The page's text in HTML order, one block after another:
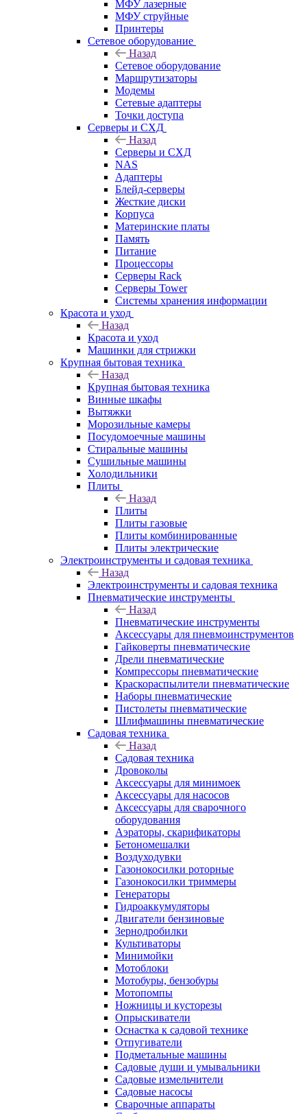
МФУ лазерные
МФУ струйные
Принтеры
Сетевое оборудование
Назад
Сетевое оборудование
Маршрутизаторы
Модемы
Сетевые адаптеры
Точки доступа
Серверы и СХД
Назад
Серверы и СХД
NAS
Адаптеры
Блейд-серверы
Жесткие диски
Корпуса
Материнские платы
Память
Питание
Процессоры
Серверы Rack
Серверы Tower
Системы хранения информации
Красота и уход
Назад
Красота и уход
Машинки для стрижки
Крупная бытовая техника
Назад
Крупная бытовая техника
Винные шкафы
Вытяжки
Морозильные камеры
Посудомоечные машины
Стиральные машины
Сушильные машины
Холодильники
Плиты
Назад
Плиты
Плиты газовые
Плиты комбинированные
Плиты электрические
Электроинструменты и садовая техника
Назад
Электроинструменты и садовая техника
Пневматические инструменты
Назад
Пневматические инструменты
Аксессуары для пневмоинструментов
Гайковерты пневматические
Дрели пневматические
Компрессоры пневматические
Краскораспылители пневматические
Наборы пневматические
Пистолеты пневматические
Шлифмашины пневматические
Садовая техника
Назад
Садовая техника
Дровоколы
Аксессуары для минимоек
Аксессуары для насосов
Аксессуары для сварочного
оборудования
Аэраторы, скарификаторы
Бетономешалки
Воздуходувки
Газонокосилки роторные
Газонокосилки триммеры
Генераторы
Гидроаккумуляторы
Двигатели бензиновые
Зернодробилки
Культиваторы
Минимойки
Мотоблоки
Мотобуры, бензобуры
Мотопомпы
Ножницы и кусторезы
Опрыскиватели
Оснастка к садовой технике
Отпугиватели
Подметальные машины
Садовые души и умывальники
Садовые измельчители
Садовые насосы
Сварочные аппараты